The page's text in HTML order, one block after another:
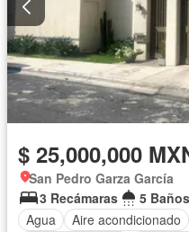
$ 25,000,000
San Pedro Garza García
3 Recámaras
5 Baños
Agua
Aire acondicionado